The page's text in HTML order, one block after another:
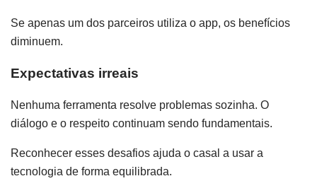
Se apenas um dos parceiros utiliza o app, os benefícios
diminuem.
Expectativas irreais
Nenhuma ferramenta resolve problemas sozinha. O
diálogo e o respeito continuam sendo fundamentais.
Reconhecer esses desafios ajuda o casal a usar a
tecnologia de forma equilibrada.